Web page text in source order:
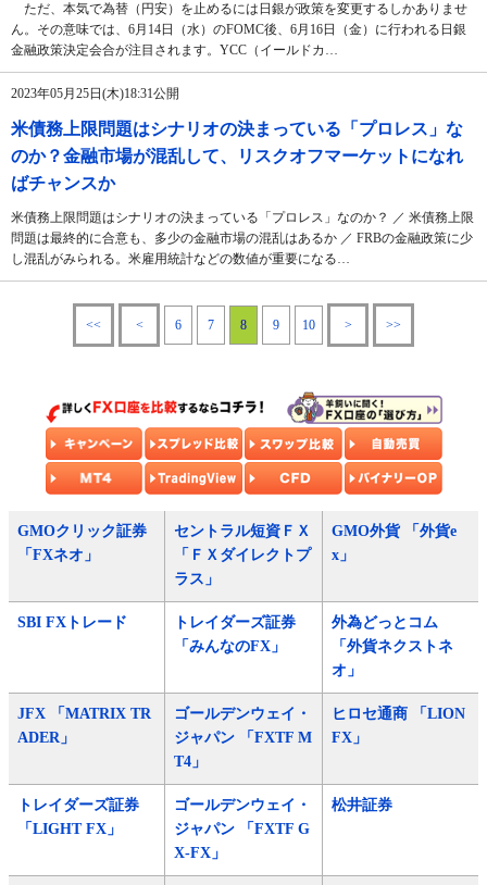
ただ、本気で為替（円安）を止めるには日銀が政策を変更するしかありませ
ん。その意味では、6月14日（水）のFOMC後、6月16日（金）に行われる日銀
金融政策決定会合が注目されます。YCC（イールドカ…
2023年05月25日(木)18:31公開
米債務上限問題はシナリオの決まっている「プロレス」な
のか？金融市場が混乱して、リスクオフマーケットになれ
ばチャンスか
米債務上限問題はシナリオの決まっている「プロレス」なのか？ ／ 米債務上限
問題は最終的に合意も、多少の金融市場の混乱はあるか ／ FRBの金融政策に少
し混乱がみられる。米雇用統計などの数値が重要になる…
<< < 6 7 8 9 10 > >>
GMOクリック証券
「FXネオ」
セントラル短資ＦＸ
「ＦＸダイレクトプ
ラス」
GMO外貨 「外貨e
x」
SBI FXトレード
トレイダーズ証券
「みんなのFX」
外為どっとコム
「外貨ネクストネ
オ」
JFX 「MATRIX TR
ADER」
ゴールデンウェイ・
ジャパン 「FXTF M
T4」
ヒロセ通商 「LION
FX」
トレイダーズ証券
「LIGHT FX」
ゴールデンウェイ・
ジャパン 「FXTF G
X-FX」
松井証券